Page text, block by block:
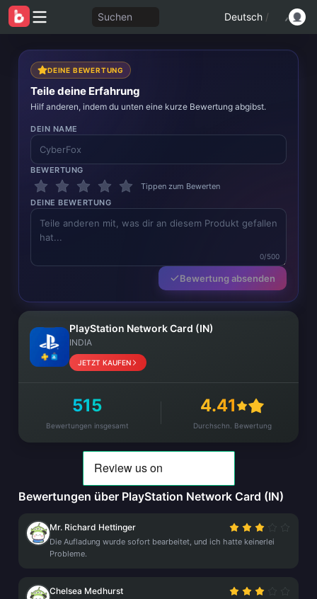
Suchen Deutsch /
DEINE BEWERTUNG
Teile deine Erfahrung
Hilf anderen, indem du unten eine kurze Bewertung abgibst.
DEIN NAME
BEWERTUNG
Tippen zum Bewerten
DEINE BEWERTUNG
0/500
Bewertung absenden
PlayStation Network Card (IN)
INDIA
JETZT KAUFEN
515
Bewertungen insgesamt
4.41
Durchschn. Bewertung
Bewertungen über PlayStation Network Card (IN)
Mr. Richard Hettinger
Die Aufladung wurde sofort bearbeitet, und ich hatte keinerlei
Probleme.
Chelsea Medhurst